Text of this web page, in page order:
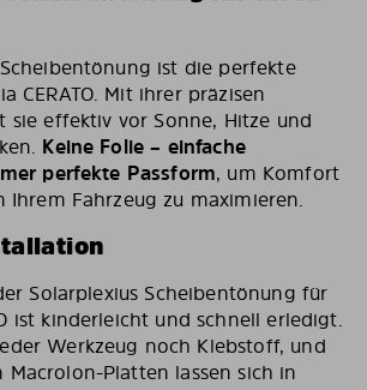
ist die perfekte
CERATO. Mit ihrer präzisen
sie effektiv vor Sonne, Hitze und
Keine Folie – einfache
perfekte Passform, um Komfort
Ihrem Fahrzeug zu maximieren.
Solarplexius Scheibentönung für
ist kinderleicht und schnell erledigt.
Werkzeug noch Klebstoff, und
Macrolon-Platten lassen sich in